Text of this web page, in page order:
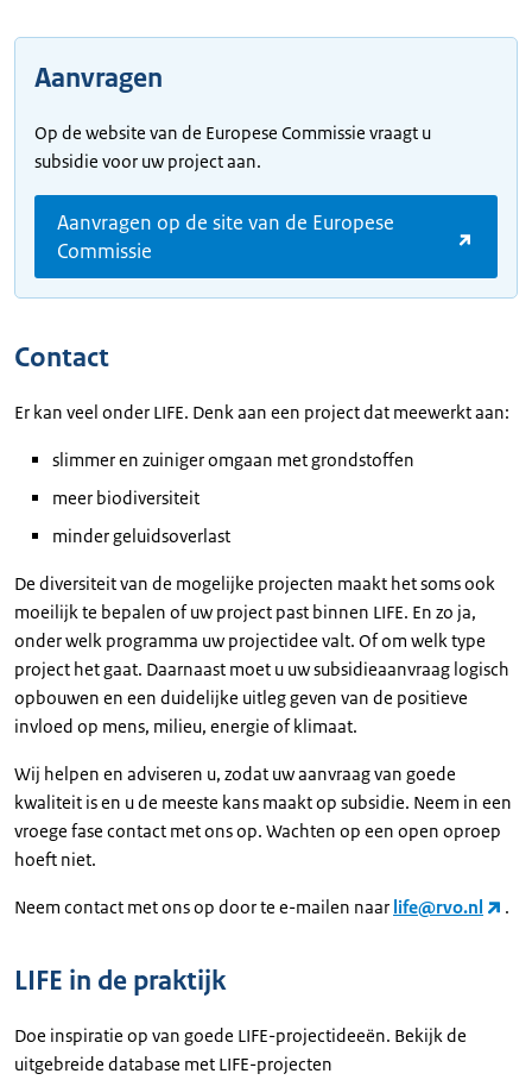
Aanvragen
Op de website van de Europese Commissie vraagt u
subsidie voor uw project aan.
Aanvragen op de site van de Europese
Commissie
Contact
Er kan veel onder LIFE. Denk aan een project dat meewerkt aan:
slimmer en zuiniger omgaan met grondstoffen
meer biodiversiteit
minder geluidsoverlast
De diversiteit van de mogelijke projecten maakt het soms ook
moeilijk te bepalen of uw project past binnen LIFE. En zo ja,
onder welk programma uw projectidee valt. Of om welk type
project het gaat. Daarnaast moet u uw subsidieaanvraag logisch
opbouwen en een duidelijke uitleg geven van de positieve
invloed op mens, milieu, energie of klimaat.
Wij helpen en adviseren u, zodat uw aanvraag van goede
kwaliteit is en u de meeste kans maakt op subsidie. Neem in een
vroege fase contact met ons op. Wachten op een open oproep
hoeft niet.
Neem contact met ons op door te e-mailen naar life@rvo.nl .
LIFE in de praktijk
Doe inspiratie op van goede LIFE-projectideeën. Bekijk de
uitgebreide database met LIFE-projecten